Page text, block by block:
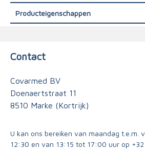
Producteigenschappen
Contact
Covarmed BV
Doenaertstraat 11
8510 Marke (Kortrijk)
U kan ons bereiken van maandag
12:30 en van 13:15 tot 17:00 uur op